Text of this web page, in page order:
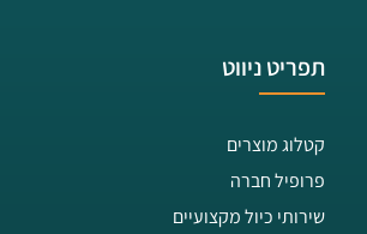
תפריט ניווט
קטלוג מוצרים
פרופיל חברה
שירותי כיול מקצועיים